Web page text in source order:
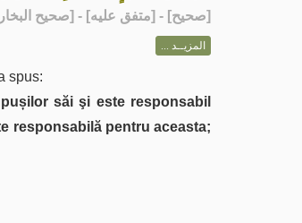
[صحيح] - [متفق عليه] - [صحيح البخاري:
المزيــد ...
spus:
săi şi este responsabil
responsabilă pentru aceasta;